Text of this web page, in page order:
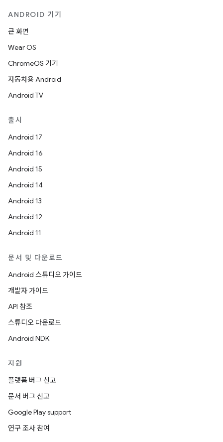
ANDROID 기기
큰 화면
Wear OS
ChromeOS 기기
자동차용 Android
Android TV
출시
Android 17
Android 16
Android 15
Android 14
Android 13
Android 12
Android 11
문서 및 다운로드
Android 스튜디오 가이드
개발자 가이드
API 참조
스튜디오 다운로드
Android NDK
지원
플랫폼 버그 신고
문서 버그 신고
Google Play support
연구 조사 참여